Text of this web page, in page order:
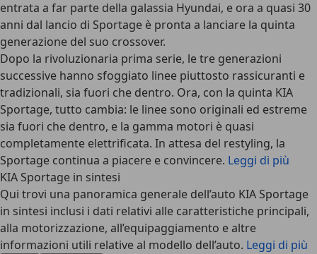
entrata a far parte della galassia Hyundai, e ora a quasi 30
anni dal lancio di Sportage è pronta a lanciare la quinta
generazione del suo crossover.
Dopo la rivoluzionaria prima serie, le tre generazioni
successive hanno sfoggiato linee piuttosto rassicuranti e
tradizionali, sia fuori che dentro. Ora, con la quinta KIA
Sportage, tutto cambia: le linee sono originali ed estreme
sia fuori che dentro, e la gamma motori è quasi
completamente elettrificata. In attesa del restyling, la
Sportage continua a piacere e convincere. Leggi di più
KIA Sportage in sintesi
Qui trovi una panoramica generale dell’auto KIA Sportage
in sintesi inclusi i dati relativi alle caratteristiche principali,
alla motorizzazione, all’equipaggiamento e altre
informazioni utili relative al modello dell’auto. Leggi di più